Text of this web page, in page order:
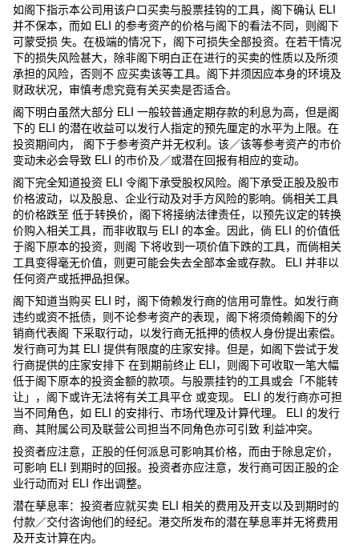
如阁下指示本公司用该户口买卖与股票挂钩的工具，阁下确认 ELI
并不保本，而如 ELI 的参考资产的价格与阁下的看法不同，则阁下
可蒙受损 失。在极端的情况下，阁下可损失全部投资。在若干情况
下的损失风险甚大，除非阁下明白正在进行的买卖的性质以及所须
承担的风险，否则不 应买卖该等工具。阁下并须因应本身的环境及
财政状况，审慎考虑究竟有关买卖是否适合。
阁下明白虽然大部分 ELI 一般较普通定期存款的利息为高，但是阁
下的 ELI 的潜在收益可以发行人指定的预先厘定的水平为上限。在
投资期间内， 阁下于参考资产并无权利。该／该等参考资产的市价
变动未必会导致 ELI 的市价及／或潜在回报有相应的变动。
阁下完全知道投资 ELI 令阁下承受股权风险。阁下承受正股及股市
价格波动，以及股息、企业行动及对手方风险的影响。倘相关工具
的价格跌至 低于转换价，阁下将接纳法律责任，以预先议定的转换
价购入相关工具，而非收取与 ELI 的本金。因此，倘 ELI 的价值低
于阁下原本的投资，则阁 下将收到一项价值下跌的工具，而倘相关
工具变得毫无价值，则更可能会失去全部本金或存款。 ELI 并非以
任何资产或抵押品担保。
阁下知道当购买 ELI 时，阁下倚赖发行商的信用可靠性。如发行商
违约或资不抵债，则不论参考资产的表现，阁下将须倚赖阁下的分
销商代表阁 下采取行动，以发行商无抵押的债权人身份提出索偿。
发行商可为其 ELI 提供有限度的庄家安排。但是，如阁下尝试于发
行商提供的庄家安排下 在到期前终止 ELI，则阁下可收取一笔大幅
低于阁下原本的投资金额的款项。与股票挂钓的工具或会「不能转
让」，阁下或许无法将有关工具平仓 或变现。 ELI 的发行商亦可担
当不同角色，如 ELI 的安排行、市场代理及计算代理。 ELI 的发行
商、其附属公司及联营公司担当不同角色亦可引致 利益冲突。
投资者应注意，正股的任何派息可影响其价格，而由于除息定价，
可影响 ELI 到期时的回报。投资者亦应注意，发行商可因正股的企
业行动而对 ELI 作出调整。
潜在孳息率：投资者应就买卖 ELI 相关的费用及开支以及到期时的
付款／交付咨询他们的经纪。港交所发布的潜在孳息率并无将费用
及开支计算在内。